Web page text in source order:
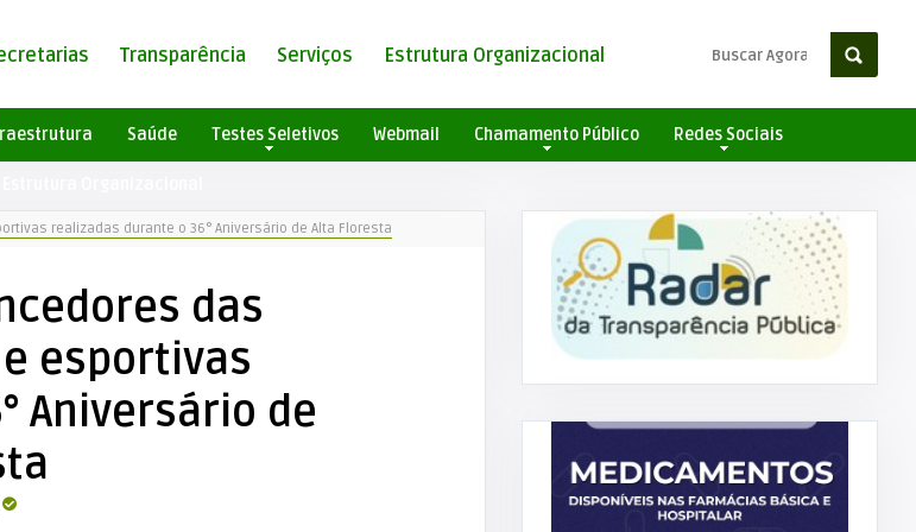
Transparência Serviços Estrutura Organizacional
Saúde Testes Seletivos Webmail Chamamento Público Redes Sociais
realizadas durante o 36° Aniversário de Alta Floresta
das
esportivas
Aniversário de